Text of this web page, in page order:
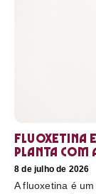
Fluoxetina
planta com
8 de julho de 2026
A fluoxetina é